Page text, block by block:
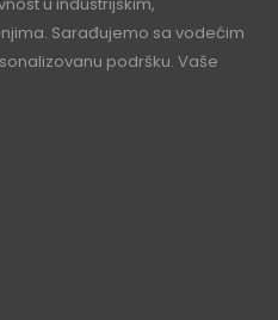
Sarađujemo sa vodećim
podršku. Vaše